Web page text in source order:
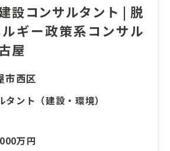
、そして次世代のための豊か
る。社会の課題解決に貢献し
の挑戦をお待ちしていま
設コンサルタント | 脱
ギー政策系コンサル
屋
市西区
タント（建設・環境）
万円